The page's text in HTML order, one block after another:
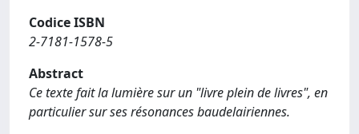
Codice ISBN
2-7181-1578-5
Abstract
Ce texte fait la lumière sur un "livre plein de livres", en
particulier sur ses résonances baudelairiennes.